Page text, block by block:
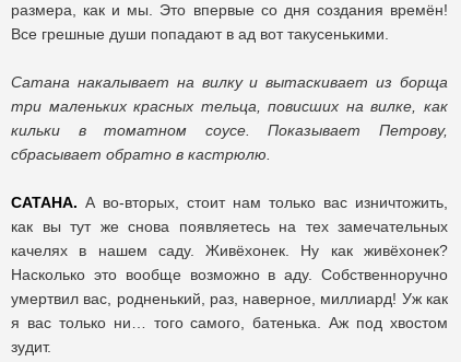
размера, как и мы. Это впервые со дня создания времён!
Все грешные души попадают в ад вот такусенькими.
Сатана накалывает на вилку и вытаскивает из борща
три маленьких красных тельца, повисших на вилке, как
кильки в томатном соусе. Показывает Петрову,
сбрасывает обратно в кастрюлю.
САТАНА. А во-вторых, стоит нам только вас изничтожить,
как вы тут же снова появляетесь на тех замечательных
качелях в нашем саду. Живёхонек. Ну как живёхонек?
Насколько это вообще возможно в аду. Собственноручно
умертвил вас, родненький, раз, наверное, миллиард! Уж как
я вас только ни… того самого, батенька. Аж под хвостом
зудит.